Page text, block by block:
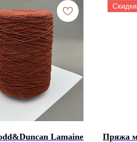
Lamaine
Скидки
Пряжа